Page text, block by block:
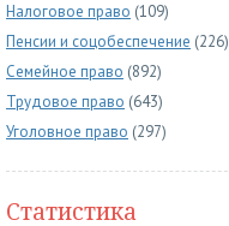
Налоговое право (109)
Пенсии и соцобеспечение (226)
Семейное право (892)
Трудовое право (643)
Уголовное право (297)
Статистика